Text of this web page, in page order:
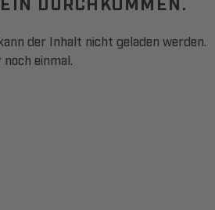
der Inhalt nicht geladen werden.
einmal.